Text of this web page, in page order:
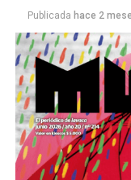
Este número 215
podría ser una frase:
Publicada hace 2